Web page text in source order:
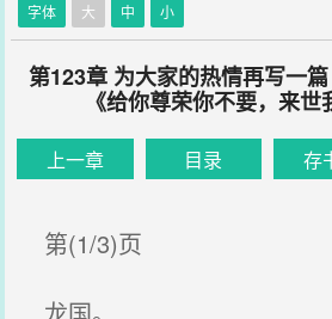
字体 大 中 小
第123章 为大家的热情再写一
《给你尊荣你不要，来世
上一章 目录 存
第(1/3)页